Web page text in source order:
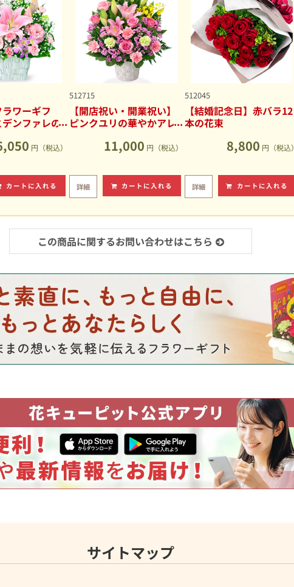
ラワーギフ
デンファレの
円（税込）
カートに入れる
512715
【開店祝い・開業祝い】
ピンクユリの華やかアレ
11,000 円（税込）
詳細 カートに入れる
512045
【結婚記念日】赤バラ12
本の花束
8,800 円（税込）
詳細 カートに入れる
この商品に関するお問い合わせはこちら
サイトマップ